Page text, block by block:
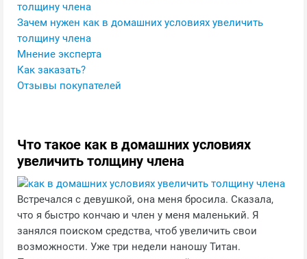
толщину члена
Зачем нужен как в домашних условиях увеличить
толщину члена
Мнение эксперта
Как заказать?
Отзывы покупателей
Что такое как в домашних условиях
увеличить толщину члена
Встречался с девушкой, она меня бросила. Сказала,
что я быстро кончаю и член у меня маленький. Я
занялся поиском средства, чтоб увеличить свои
возможности. Уже три недели наношу Титан.